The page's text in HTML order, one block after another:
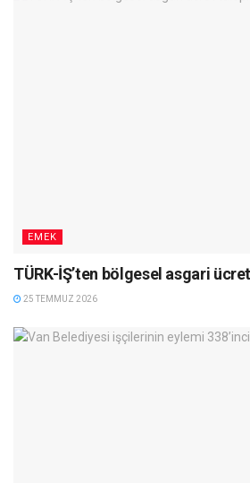
EMEK
TÜRK-İŞ’ten bölgesel asgari
25 TEMMUZ 2026